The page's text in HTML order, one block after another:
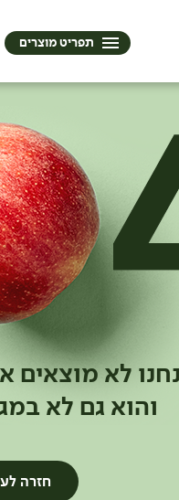
תפריט מוצרים
לא
והוא גם לא
חזרה